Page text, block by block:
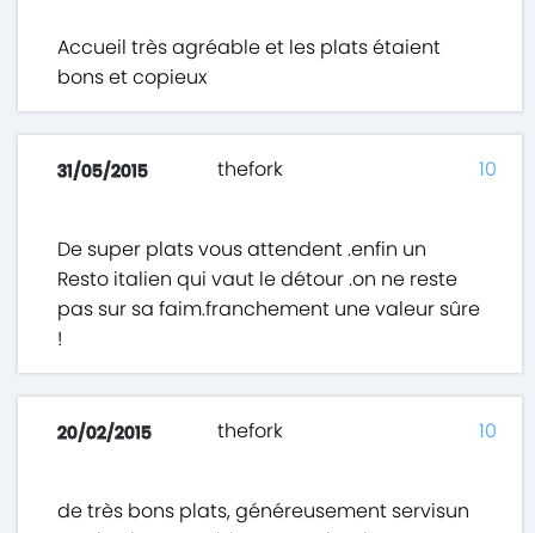
Accueil très agréable et les plats étaient
bons et copieux
31/05/2015 thefork
De super plats vous attendent .enfin un
Resto italien qui vaut le détour .on ne reste
pas sur sa faim.franchement une valeur sûre
!
10
20/02/2015 thefork
de très bons plats, généreusement servisun
10